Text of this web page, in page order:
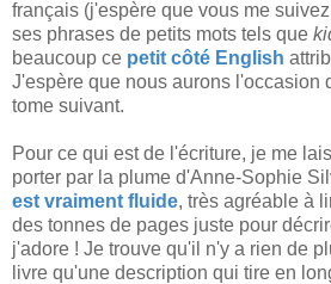
français (j'espère que vous me
ses phrases de petits mots tels que
beaucoup ce petit côté English
J'espère que nous aurons l'occasion
tome suivant.
Pour ce qui est de l'écriture, je me
porter par la plume d'Anne-Sophie
est vraiment fluide, très agréable à
des tonnes de pages juste pour
j'adore ! Je trouve qu'il n'y a rien de
livre qu'une description qui tire en